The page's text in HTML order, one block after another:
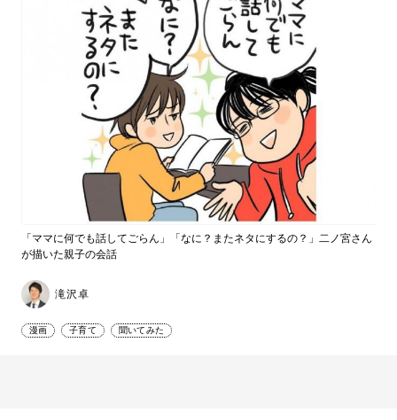
「ママに何でも話してごらん」「なに？またネタにするの？」二ノ宮さん
が描いた親子の会話
滝沢卓
漫画 子育て 聞いてみた